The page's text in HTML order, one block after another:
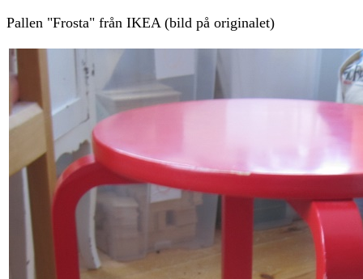
Pallen "Frosta" från IKEA (bild på originalet)